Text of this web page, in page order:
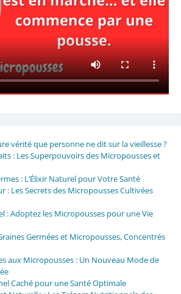
vérité que personne ne dit sur la vieillesse ?
: Les Superpouvoirs des Micropousses et
: L’Élixir Naturel pour Votre Santé
: Les Secrets des Micropousses Cultivées
: Adoptez les Micropousses pour une Vie
Germées et Micropousses, Concentrés
aux Micropousses : Un Nouveau Mode de
Caché pour une Santé Optimale